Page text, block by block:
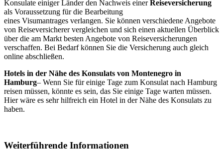
Konsulate einiger Länder den Nachweis einerReiseversicherung
als Voraussetzung für die Bearbeitung
eines Visumantrages verlangen. Sie können verschiedene Angebote
von Reiseversicherer vergleichen und sich einen aktuellen Überblick
über die am Markt besten Angebote von Reiseversicherungen
verschaffen. Bei Bedarf können Sie die Versicherung auch gleich
online abschließen.
Hotels in der Nähe des Konsulats von Montenegro in
Hamburg– Wenn Sie für einige Tage zum Konsulat nach Hamburg
reisen müssen, könnte es sein, das Sie einige Tage warten müssen.
Hier wäre es sehr hilfreich ein Hotel in der Nähe des Konsulats zu
haben.
Weiterführende Informationen